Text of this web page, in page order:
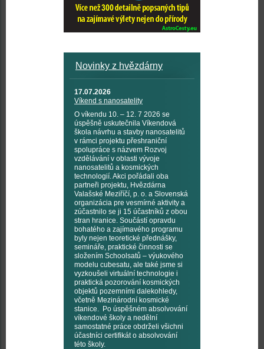
Novinky z hvězdárny
17.07.2026
Víkend s nanosatelity
O víkendu 10. – 12. 7 2026 se
úspěšně uskutečnila Víkendová
škola návrhu a stavby nanosatelitů
v rámci projektu přeshraniční
spolupráce s názvem Rozvoj
vzdělávání v oblasti vývoje
nanosatelitů a kosmických
technologií. Akci pořádali oba
partneři projektu, Hvězdárna
Valašské Meziříčí, p. o. a Slovenská
organizácia pre vesmírné aktivity a
zúčastnilo se ji 15 účastníků z obou
stran hranice. Součástí opravdu
bohatého a zajímavého programu
byly nejen teoretické přednášky,
semináře, praktické činnosti se
složením Schoolsatů – výukového
modelu cubesatu, ale také jsme si
vyzkoušeli virtuální technologie i
praktická pozorování kosmických
objektů pozemními dalekohledy,
včetně Mezinárodní kosmické
stanice. Po úspěšném absolvování
víkendové školy a nedělní
samostatné práce obdrželi všichni
účastníci certifikát o absolvování
této školy.